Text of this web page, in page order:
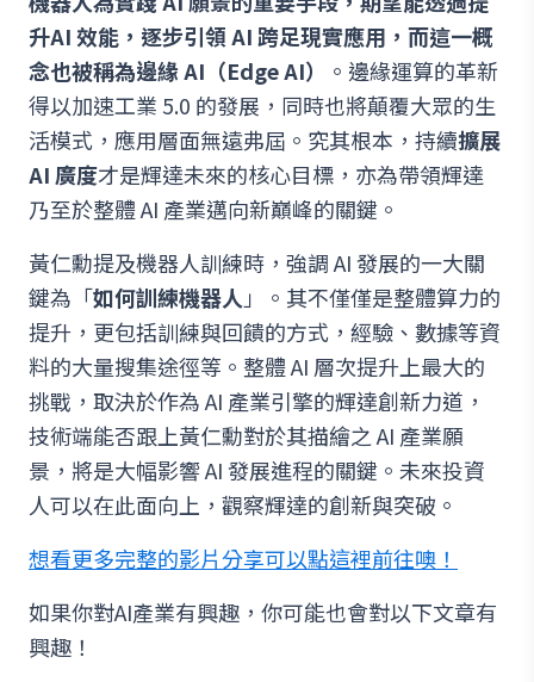
升AI 效能，逐步引領 AI 跨足現實應用，而這一概
念也被稱為邊緣 AI（Edge AI）
。邊緣運算的革新
得以加速工業 5.0 的發展，同時也將顛覆大眾的生
活模式，應用層面無遠弗屆。究其根本，持續擴展
AI 廣度才是輝達未來的核心目標，亦為帶領輝達
乃至於整體 AI 產業邁向新巔峰的關鍵。
黃仁勳提及機器人訓練時，強調 AI 發展的一大關
鍵為「如何訓練機器人」。其不僅僅是整體算力的
提升，更包括訓練與回饋的方式，經驗、數據等資
料的大量搜集途徑等。整體 AI 層次提升上最大的
挑戰，取決於作為 AI 產業引擎的輝達創新力道，
技術端能否跟上黃仁勳對於其描繪之 AI 產業願
景，將是大幅影響 AI 發展進程的關鍵。未來投資
人可以在此面向上，觀察輝達的創新與突破。
想看更多完整的影片分享可以點這裡前往噢！
如果你對AI產業有興趣，你可能也會對以下文章有
興趣！